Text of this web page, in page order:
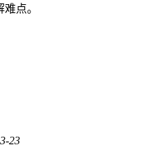
点。
23